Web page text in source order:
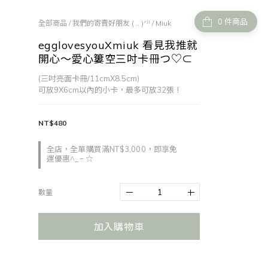
件商品
全部商品 /我們的寄賣好朋友 ( .. )ᐟ⁾⁾/ Miuk
egglovesyouXmiuk 看見我推就
開心～愛心簍空三吋卡冊つ♡⊂
(三吋亮面卡冊/11cmX8.5cm)
可放9X6cm以內的小卡，最多可放32張！
全店，全單購買滿NT$3,000，即享免
運優惠^_ｰ ☆
NT$480
數量
加入購物車